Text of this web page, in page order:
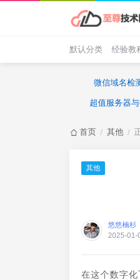
默认分类 经验教
微信域名检
超值服务器
首页 / 其他 /
其他
悠悠楠杉
2025-01-
在这个数字